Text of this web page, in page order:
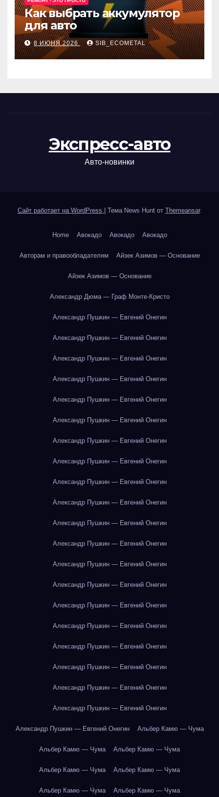
Как выбрать аккумулятор
для авто
8 ИЮНЯ 2026 SIB_ECOMETAL
Экспресс-авто
Авто-новинки
Сайт работает на WordPress Тема News Hunt от Themeansar.
Home Авокадо Авокадо Авокадо
Авторам и правообладателям Айзек Азимов — Основание
Айзек Азимов — Основание
Александр Дюма — Граф Монте-Кристо
Александр Пушкин — Евгений Онегин
Александр Пушкин — Евгений Онегин
Александр Пушкин — Евгений Онегин
Александр Пушкин — Евгений Онегин
Александр Пушкин — Евгений Онегин
Александр Пушкин — Евгений Онегин
Александр Пушкин — Евгений Онегин
Александр Пушкин — Евгений Онегин
Александр Пушкин — Евгений Онегин
Александр Пушкин — Евгений Онегин
Александр Пушкин — Евгений Онегин
Александр Пушкин — Евгений Онегин
Александр Пушкин — Евгений Онегин
Александр Пушкин — Евгений Онегин
Александр Пушкин — Евгений Онегин
Александр Пушкин — Евгений Онегин
Александр Пушкин — Евгений Онегин
Александр Пушкин — Евгений Онегин
Александр Пушкин — Евгений Онегин
Александр Пушкин — Евгений Онегин
Александр Пушкин — Евгений Онегин Альбер Камю — Чума
Альбер Камю — Чума Альбер Камю — Чума
Альбер Камю — Чума Альбер Камю — Чума
Альбер Камю — Чума Альбер Камю — Чума